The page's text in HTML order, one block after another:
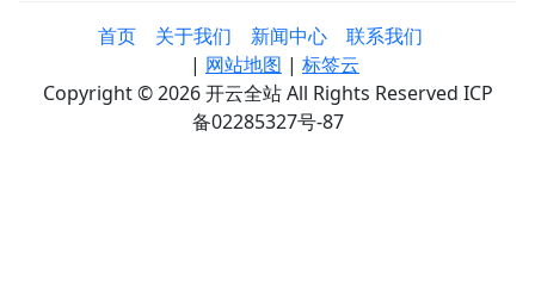
首页 关于我们 新闻中心
联系我们
| 网站地图 | 标签云
Copyright © 2026 开云全站 All Rights Reserved ICP
备02285327号-87